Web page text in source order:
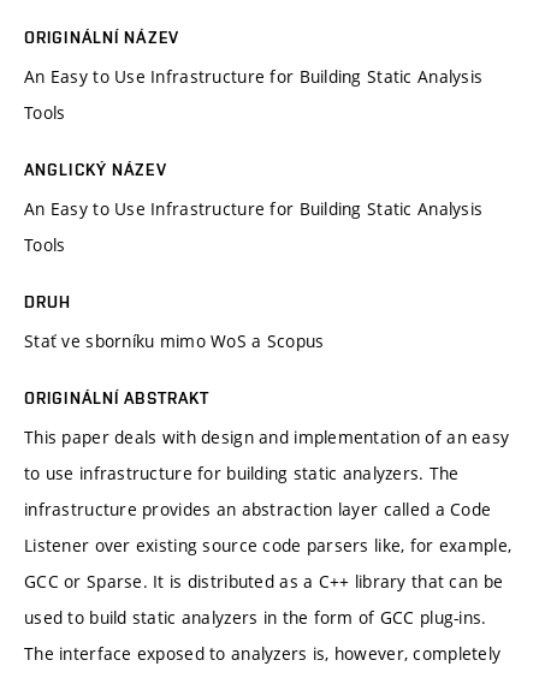
ORIGINÁLNÍ NÁZEV
An Easy to Use Infrastructure for Building Static Analysis
Tools
ANGLICKÝ NÁZEV
An Easy to Use Infrastructure for Building Static Analysis
Tools
DRUH
Stať ve sborníku mimo WoS a Scopus
ORIGINÁLNÍ ABSTRAKT
This paper deals with design and implementation of an easy
to use infrastructure for building static analyzers. The
infrastructure provides an abstraction layer called a Code
Listener over existing source code parsers like, for example,
GCC or Sparse. It is distributed as a C++ library that can be
used to build static analyzers in the form of GCC plug-ins.
The interface exposed to analyzers is, however, completely